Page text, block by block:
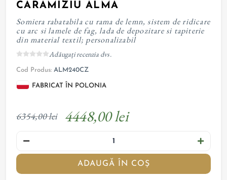
CARAMIZIU ALMA
Somiera rabatabila cu rama de lemn, sistem de ridicare
cu arc si lamele de fag, lada de depozitare si tapiterie
din material textil; personalizabil
Adăugați recenzia dvs.
Cod Produs: ALM240CZ
FABRICAT ÎN POLONIA
6354,00 lei 4448,00 lei
ADAUGĂ ÎN COȘ